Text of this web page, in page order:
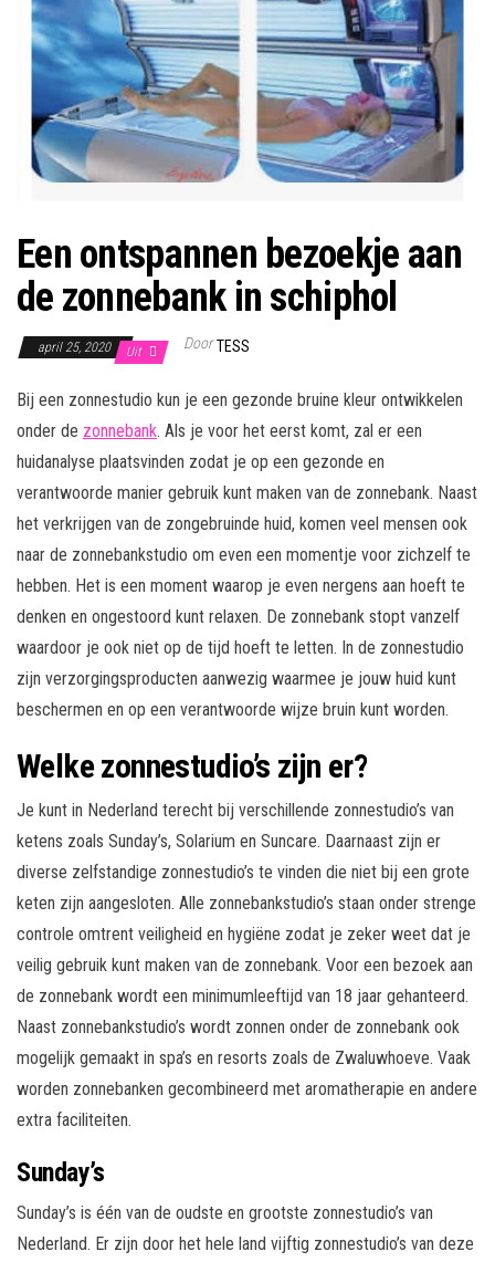
Een ontspannen bezoekje aan
de zonnebank in schiphol
april 25, 2020 Uit Door TESS
Bij een zonnestudio kun je een gezonde bruine kleur ontwikkelen
onder de zonnebank. Als je voor het eerst komt, zal er een
huidanalyse plaatsvinden zodat je op een gezonde en
verantwoorde manier gebruik kunt maken van de zonnebank. Naast
het verkrijgen van de zongebruinde huid, komen veel mensen ook
naar de zonnebankstudio om even een momentje voor zichzelf te
hebben. Het is een moment waarop je even nergens aan hoeft te
denken en ongestoord kunt relaxen. De zonnebank stopt vanzelf
waardoor je ook niet op de tijd hoeft te letten. In de zonnestudio
zijn verzorgingsproducten aanwezig waarmee je jouw huid kunt
beschermen en op een verantwoorde wijze bruin kunt worden.
Welke zonnestudio’s zijn er?
Je kunt in Nederland terecht bij verschillende zonnestudio’s van
ketens zoals Sunday’s, Solarium en Suncare. Daarnaast zijn er
diverse zelfstandige zonnestudio’s te vinden die niet bij een grote
keten zijn aangesloten. Alle zonnebankstudio’s staan onder strenge
controle omtrent veiligheid en hygiëne zodat je zeker weet dat je
veilig gebruik kunt maken van de zonnebank. Voor een bezoek aan
de zonnebank wordt een minimumleeftijd van 18 jaar gehanteerd.
Naast zonnebankstudio’s wordt zonnen onder de zonnebank ook
mogelijk gemaakt in spa’s en resorts zoals de Zwaluwhoeve. Vaak
worden zonnebanken gecombineerd met aromatherapie en andere
extra faciliteiten.
Sunday’s
Sunday’s is één van de oudste en grootste zonnestudio’s van
Nederland. Er zijn door het hele land vijftig zonnestudio’s van deze